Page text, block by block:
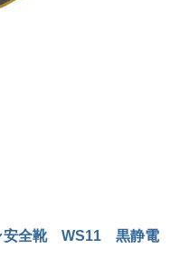
安全靴 WS11 黒静電